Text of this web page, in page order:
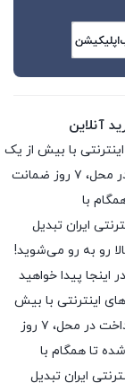
آنلاین
با بیش از یک
دهه تجربه، با پایبندی به سه اصل کلیدی، پرداخت در محل، ۷ روز ضمانت
با
ایران تبدیل
رو به رو می‌شوید!
پیدا خواهید
اینترنتی با بیش
از یک دهه تجربه، با پایبندی به سه اصل کلیدی، پرداخت در محل، ۷ روز
تا همگام با
ایران تبدیل